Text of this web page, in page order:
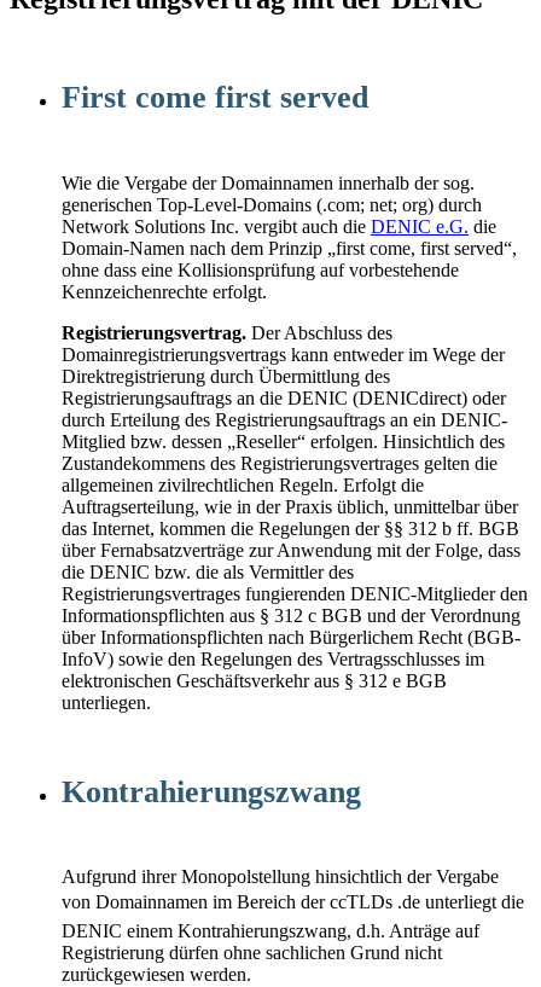
First come first served
Wie die Vergabe der Domainnamen innerhalb der sog.
generischen Top-Level-Domains (.com; net; org) durch
Network Solutions Inc. vergibt auch die DENIC e.G. die
Domain-Namen nach dem Prinzip „first come, first served“,
ohne dass eine Kollisionsprüfung auf vorbestehende
Kennzeichenrechte erfolgt.
Registrierungsvertrag. Der Abschluss des
Domainregistrierungsvertrags kann entweder im Wege der
Direktregistrierung durch Übermittlung des
Registrierungsauftrags an die DENIC (DENICdirect) oder
durch Erteilung des Registrierungsauftrags an ein DENIC-
Mitglied bzw. dessen „Reseller“ erfolgen. Hinsichtlich des
Zustandekommens des Registrierungsvertrages gelten die
allgemeinen zivilrechtlichen Regeln. Erfolgt die
Auftragserteilung, wie in der Praxis üblich, unmittelbar über
das Internet, kommen die Regelungen der §§ 312 b ff. BGB
über Fernabsatzverträge zur Anwendung mit der Folge, dass
die DENIC bzw. die als Vermittler des
Registrierungsvertrages fungierenden DENIC-Mitglieder den
Informationspflichten aus § 312 c BGB und der Verordnung
über Informationspflichten nach Bürgerlichem Recht (BGB-
InfoV) sowie den Regelungen des Vertragsschlusses im
elektronischen Geschäftsverkehr aus § 312 e BGB
unterliegen.
Kontrahierungszwang
Aufgrund ihrer Monopolstellung hinsichtlich der Vergabe
von Domainnamen im Bereich der ccTLDs .de unterliegt die
DENIC einem Kontrahierungszwang, d.h. Anträge auf
Registrierung dürfen ohne sachlichen Grund nicht
zurückgewiesen werden.